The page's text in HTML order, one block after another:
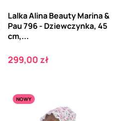
Lalka Alina Beauty Marina &
Pau 796 - Dziewczynka, 45
cm,...
Cena
299,00 zł
NOWY